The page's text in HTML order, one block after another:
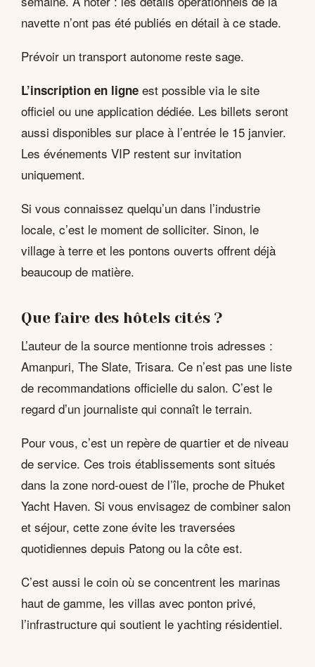
navette n’ont pas été publiés en détail à ce stade.
Prévoir un transport autonome reste sage.
L’inscription en ligne est possible via le site
officiel ou une application dédiée. Les billets seront
aussi disponibles sur place à l’entrée le 15 janvier.
Les événements VIP restent sur invitation
uniquement.
Si vous connaissez quelqu’un dans l’industrie
locale, c’est le moment de solliciter. Sinon, le
village à terre et les pontons ouverts offrent déjà
beaucoup de matière.
Que faire des hôtels cités ?
L’auteur de la source mentionne trois adresses :
Amanpuri, The Slate, Trisara. Ce n’est pas une liste
de recommandations officielle du salon. C’est le
regard d’un journaliste qui connaît le terrain.
Pour vous, c’est un repère de quartier et de niveau
de service. Ces trois établissements sont situés
dans la zone nord-ouest de l’île, proche de Phuket
Yacht Haven. Si vous envisagez de combiner salon
et séjour, cette zone évite les traversées
quotidiennes depuis Patong ou la côte est.
C’est aussi le coin où se concentrent les marinas
haut de gamme, les villas avec ponton privé,
l’infrastructure qui soutient le yachting résidentiel.